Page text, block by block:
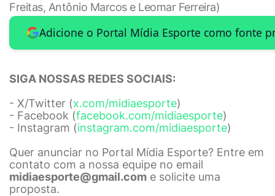
Freitas, Antônio Marcos e Leomar Ferreira)
Adicione o Portal Mídia Esporte como fonte
SIGA NOSSAS REDES SOCIAIS:
- X/Twitter (x.com/midiaesporte)
- Facebook (facebook.com/midiaesporte)
- Instagram (instagram.com/midiaesporte)
Quer anunciar no Portal Mídia Esporte? Entre em
contato com a nossa equipe no email
midiaesporte@gmail.com e solicite uma
proposta.